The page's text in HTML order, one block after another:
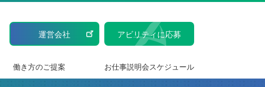
運営会社 アビリティに応募
働き方のご提案 お仕事説明会スケジュール